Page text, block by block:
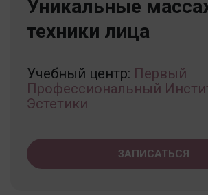
Уникальные
техники лица
Учебный центр: Первый
Профессиональный
Эстетики
ЗАПИСАТЬСЯ